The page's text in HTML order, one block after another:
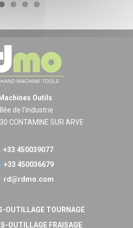
Outils
de l'industrie
CONTAMINE SUR ARVE
+33 450039077
+33 450036679
rd@rdmo.com
OUTILLAGE TOURNAGE
OUTILLAGE FRAISAGE